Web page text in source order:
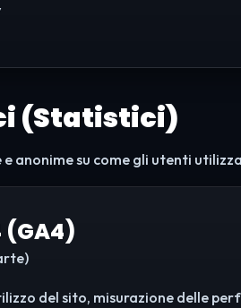
(Statistici)
anonime su come gli utenti
(GA4)
del sito, misurazione delle